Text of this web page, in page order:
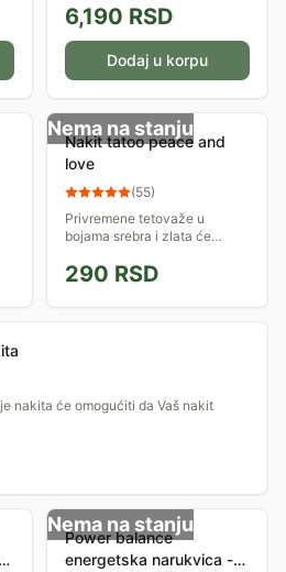
6,190 RSD
Dodaj u korpu
Nema na stanju
Nakit tatoo peace and
love
(55)
Privremene tetovaže u
bojama srebra i zlata će
fenomenalnim dizajnom i
atraktivan i trendy...
290 RSD
nakita će omogućiti da Vaš nakit
Nema na stanju
Power balance
energetska narukvica -